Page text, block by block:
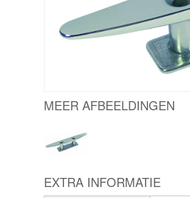
MEER AFBEELDINGEN
EXTRA INFORMATIE